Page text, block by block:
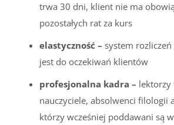
trwa 30 dni, klient nie ma
pozostałych rat za kurs
elastyczność – system
jest do oczekiwań klientów
profesjonalna kadra – lektorzy
nauczyciele, absolwenci filologii
którzy wcześniej poddawani są